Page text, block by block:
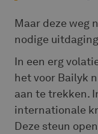
Maar deze weg
nodige
In een erg
het voor Bailyk
aan te trekken.
internationale
Deze steun